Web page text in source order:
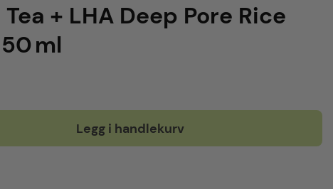
+ LHA Deep Pore Rice
ml
Legg i handlekurv